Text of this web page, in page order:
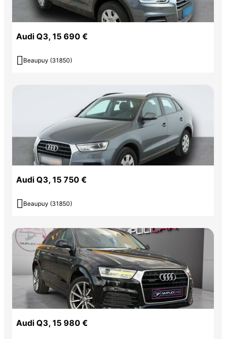
Audi Q3, 15 690 €
 Beaupuy (31850)
Audi Q3, 15 750 €
 Beaupuy (31850)
Audi Q3, 15 980 €